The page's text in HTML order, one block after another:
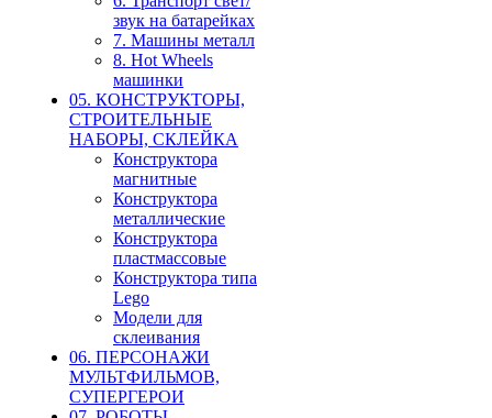
звук на батарейках
7. Машины металл
8. Hot Wheels
машинки
05. КОНСТРУКТОРЫ,
СТРОИТЕЛЬНЫЕ
НАБОРЫ, СКЛЕЙКА
Конструктора
магнитные
Конструктора
металлические
Конструктора
пластмассовые
Конструктора типа
Lego
Модели для
склеивания
06. ПЕРСОНАЖИ
МУЛЬТФИЛЬМОВ,
СУПЕРГЕРОИ